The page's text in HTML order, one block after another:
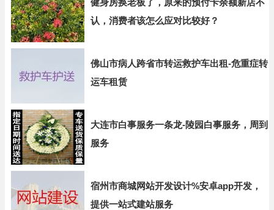
健身房换老板了，原来的预付卡余额新店不
认，消费者该怎么应对比较好？
佛山市病人跨省市转运救护车出租-危重症转
运车租赁
大连市白事服务一条龙-陵园白事服务，周到
服务
宿州市商城网站开发设计%安卓app开发，
提供一站式建站服务